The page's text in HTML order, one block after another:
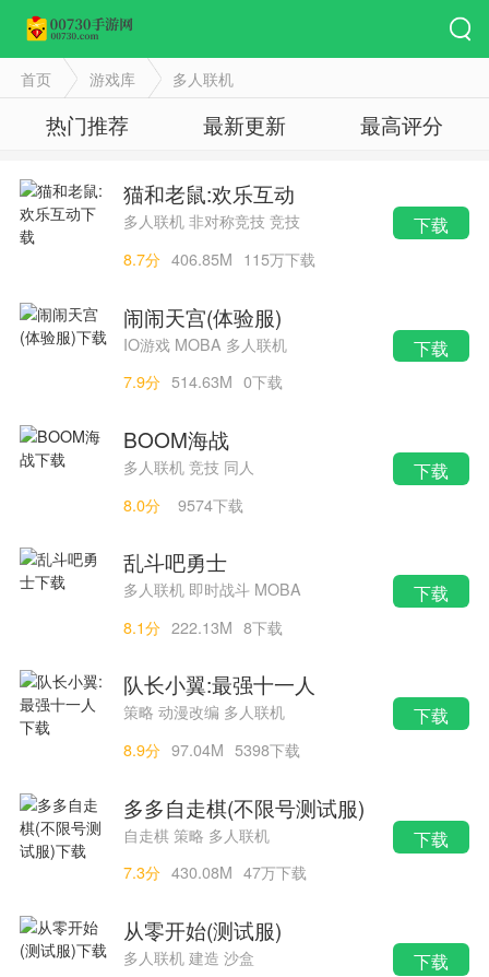
00730手游网
首页 游戏库 多人联机
热门推荐 最新更新 最高评分
猫和老鼠:欢乐互动
多人联机 非对称竞技 竞技
8.7分 406.85M 115万下载
下载
闹闹天宫(体验服)
IO游戏 MOBA 多人联机
7.9分 514.63M 0下载
下载
BOOM海战
多人联机 竞技 同人
8.0分
9574下载
下载
乱斗吧勇士
多人联机 即时战斗 MOBA
8.1分 222.13M 8下载
下载
队长小翼:最强十一人
策略 动漫改编 多人联机
8.9分 97.04M 5398下载
下载
多多自走棋(不限号测试服)
自走棋 策略 多人联机
7.3分 430.08M 47万下载
下载
从零开始(测试服)
多人联机 建造 沙盒
下载